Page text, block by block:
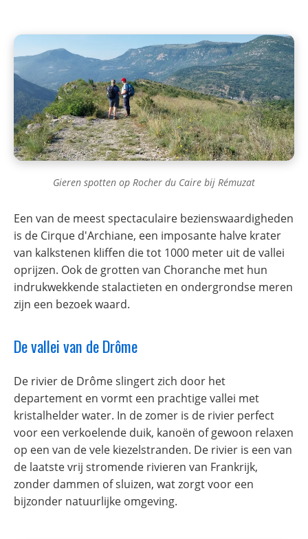
Gieren spotten op Rocher du Caire bij Rémuzat
Een van de meest spectaculaire bezienswaardigheden
is de Cirque d'Archiane, een imposante halve krater
van kalkstenen kliffen die tot 1000 meter uit de vallei
oprijzen. Ook de grotten van Choranche met hun
indrukwekkende stalactieten en ondergrondse meren
zijn een bezoek waard.
De vallei van de Drôme
De rivier de Drôme slingert zich door het
departement en vormt een prachtige vallei met
kristalhelder water. In de zomer is de rivier perfect
voor een verkoelende duik, kanoën of gewoon relaxen
op een van de vele kiezelstranden. De rivier is een van
de laatste vrij stromende rivieren van Frankrijk,
zonder dammen of sluizen, wat zorgt voor een
bijzonder natuurlijke omgeving.